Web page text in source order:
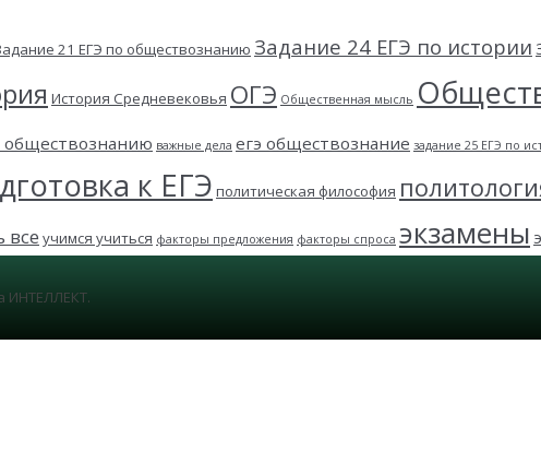
21 ЕГЭ по обществознанию Задание 24 ЕГЭ по истории
История Средневековья ОГЭ Общественная мысль
обществознанию важные дела егэ обществознание задание 25 ЕГЭ по
к ЕГЭ политическая философия
все учимся учиться факторы предложения факторы спроса экзамены
ИНТЕЛЛЕКТ.